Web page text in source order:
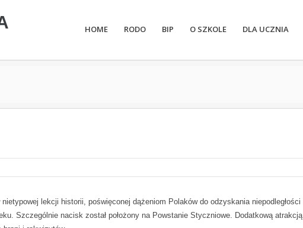
HOME RODO BIP O SZKOLE DLA UCZNIA
lekcji historii, poświęconej dążeniom Polaków do odzyskania niepodległości
Szczególnie nacisk został położony na Powstanie Styczniowe. Dodatkową atrakcją